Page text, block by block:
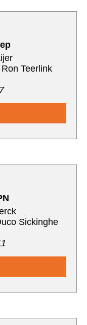
Ron Teerlink
Sickinghe